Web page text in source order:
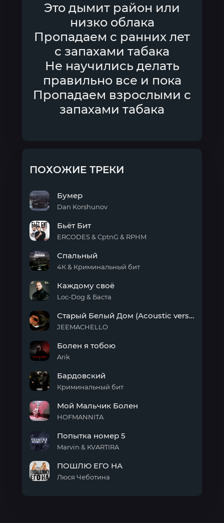
Это дымит район или
низко облака
Пропадаем с ранних лет
с запахами табака
Не научились делать
правильно все и пока
Пропадаем взрослыми с
запахами табака
ПОХОЖИЕ ТРЕКИ
Бумер
Dan Korshunov
Бит
Бьёт Бит
ERCODES & CptnG & RPHM
Спальный
4К & Криминальный бит
своё
Каждому своё
Loc-Dog & Баста
Белый
Дом
version)
Старый Белый Дом (Acoustic version)
JEEMACHELLO
я
тобою
Болен я тобою
Arik
Бардовский
Криминальный бит
Мальчик
Болен
Мой Мальчик Болен
HOFMANNITA
номер
5
Попытка номер 5
Marvin & KVARTIRA
ПОШЛЮ ЕГО НА
Люся Чеботина